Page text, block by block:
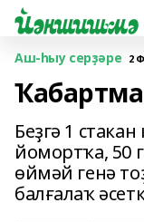
Аш-һыу серҙәре 2
Беҙгә 1
йомортҡа, 50
өймәй генә
балғалаҡ